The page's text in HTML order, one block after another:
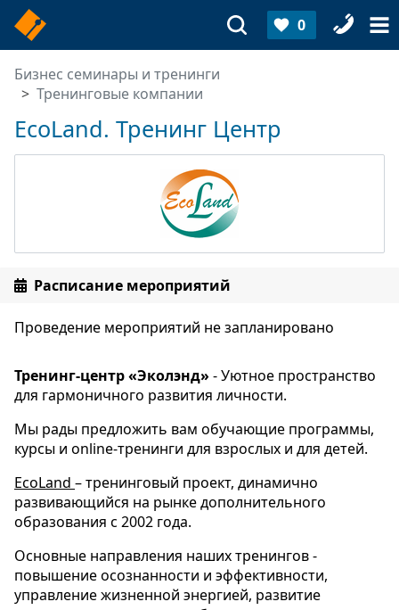
0
Бизнес семинары и тренинги
Тренинговые компании
EcoLand. Тренинг Центр
Расписание мероприятий
Проведение мероприятий не запланировано
Тренинг-центр «Эколэнд»- Уютное пространство
для гармоничного развития личности.
Мы рады предложить вам обучающие программы,
курсы и online-тренинги для взрослых и для детей.
EcoLand – тренинговый проект, динамично
развивающийся на рынке дополнительного
образования с 2002 года.
Основные направления наших тренингов -
повышение осознанности и эффективности,
управление жизненной энергией, развитие